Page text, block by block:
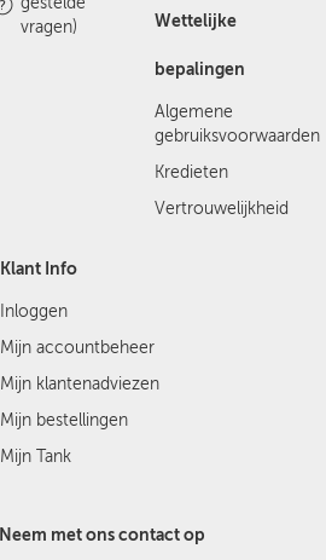
vragen)
Wettelijke
bepalingen
Algemene
gebruiksvoorwaarden
Kredieten
Vertrouwelijkheid
Klant Info
Inloggen
Mijn accountbeheer
Mijn klantenadviezen
Mijn bestellingen
Mijn Tank
Neem met ons contact op